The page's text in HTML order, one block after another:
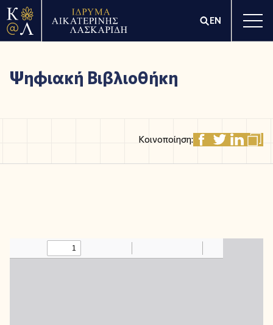
EN
Ψηφιακή Βιβλιοθήκη
Κοινοποίηση: